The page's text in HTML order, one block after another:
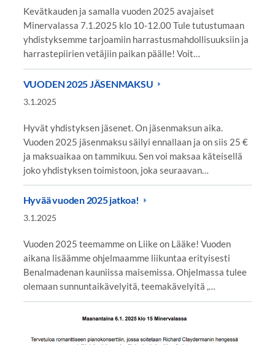
Kevätkauden ja samalla vuoden 2025 avajaiset
Minervalassa 7.1.2025 klo 10-12.00 Tule tutustumaan
yhdistyksemme tarjoamiin harrastusmahdollisuuksiin ja
harrastepiirien vetäjiin paikan päälle! Voit…
VUODEN 2025 JÄSENMAKSU
3.1.2025
Hyvät yhdistyksen jäsenet. On jäsenmaksun aika.
Vuoden 2025 jäsenmaksu säilyi ennallaan ja on siis 25 €
ja maksuaikaa on tammikuu. Sen voi maksaa käteisellä
joko yhdistyksen toimistoon, joka seuraavan…
Hyvää vuoden 2025 jatkoa!
3.1.2025
Vuoden 2025 teemamme on Liike on Lääke! Vuoden
aikana lisäämme ohjelmaamme liikuntaa erityisesti
Benalmadenan kauniissa maisemissa. Ohjelmassa tulee
olemaan sunnuntaikävelyitä, teemakävelyitä ,…